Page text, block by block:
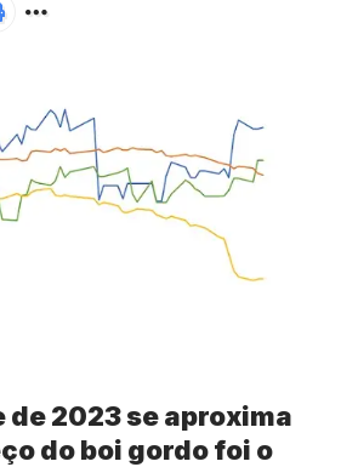
de 2023 se aproxima
do boi gordo foi o